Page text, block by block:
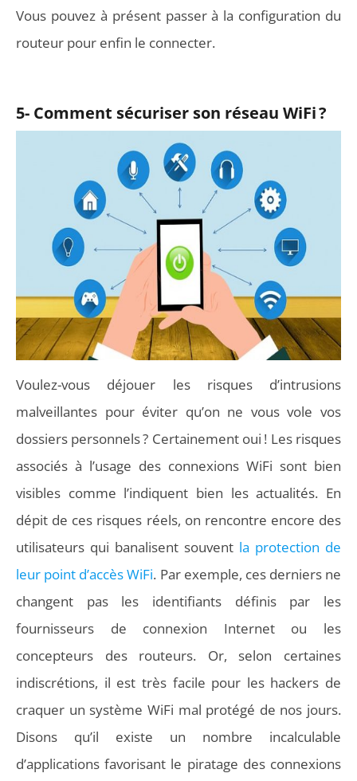
Vous pouvez à présent passer à la configuration du
routeur pour enfin le connecter.
5- Comment sécuriser son réseau WiFi ?
Voulez-vous déjouer les risques d’intrusions
malveillantes pour éviter qu’on ne vous vole vos
dossiers personnels ? Certainement oui ! Les risques
associés à l’usage des connexions WiFi sont bien
visibles comme l’indiquent bien les actualités. En
dépit de ces risques réels, on rencontre encore des
utilisateurs qui banalisent souvent la protection de
leur point d’accès WiFi. Par exemple, ces derniers ne
changent pas les identifiants définis par les
fournisseurs de connexion Internet ou les
concepteurs des routeurs. Or, selon certaines
indiscrétions, il est très facile pour les hackers de
craquer un système WiFi mal protégé de nos jours.
Disons qu’il existe un nombre incalculable
d’applications favorisant le piratage des connexions